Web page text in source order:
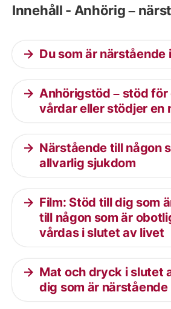
Innehåll - Anhörig –
Du som är närstående
Anhörigstöd – stöd för
vårdar eller stödjer en
Närstående till någon
allvarlig sjukdom
Film: Stöd till dig som
till någon som är
vårdas i slutet av livet
Mat och dryck i slutet
dig som är närstående